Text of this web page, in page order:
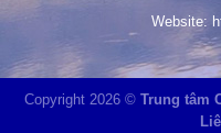
Website:
Copyright 2026 © Trung tâm